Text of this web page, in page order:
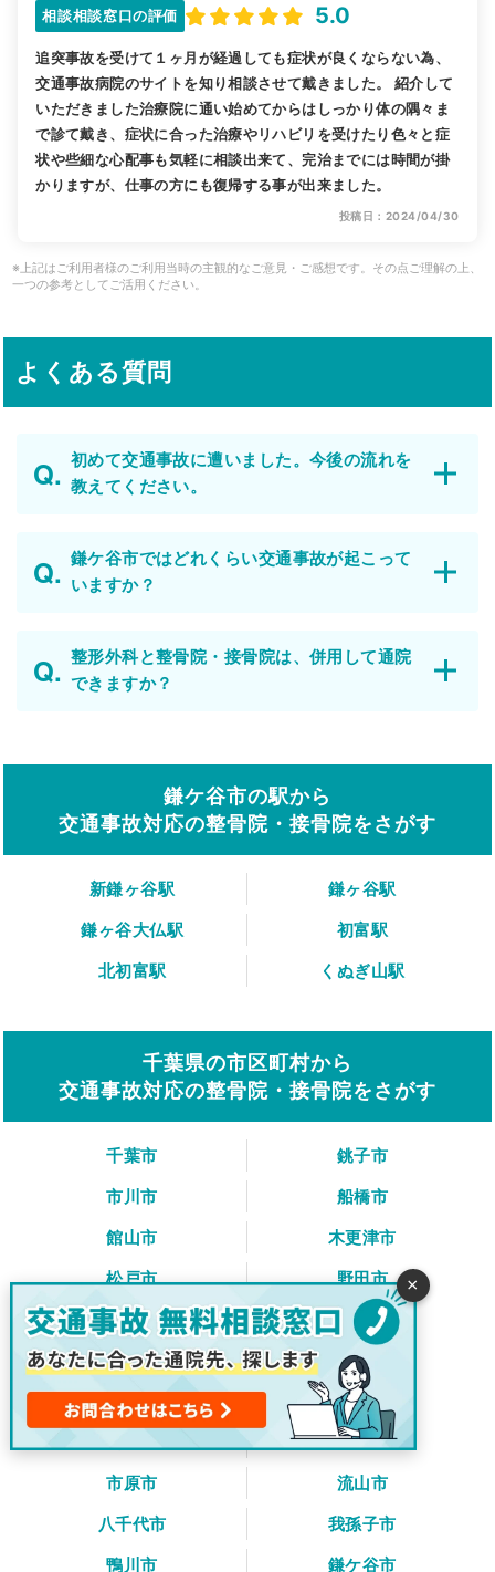
相談相談窓口の評価 5.0
追突事故を受けて１ヶ月が経過しても症状が良くならない為、
交通事故病院のサイトを知り相談させて戴きました。 紹介して
いただきました治療院に通い始めてからはしっかり体の隅々ま
で診て戴き、症状に合った治療やリハビリを受けたり色々と症
状や些細な心配事も気軽に相談出来て、完治までには時間が掛
かりますが、仕事の方にも復帰する事が出来ました。
投稿日：2024/04/30
※上記はご利用者様のご利用当時の主観的なご意見・ご感想です。その点ご理解の上、
一つの参考としてご活用ください。
よくある質問
初めて交通事故に遭いました。今後の流れを
教えてください。
鎌ケ谷市ではどれくらい交通事故が起こって
いますか？
整形外科と整骨院・接骨院は、併用して通院
できますか？
鎌ケ谷市の駅から
交通事故対応の整骨院・接骨院をさがす
新鎌ヶ谷駅
鎌ヶ谷駅
鎌ヶ谷大仏駅
初富駅
北初富駅
くぬぎ山駅
千葉県の市区町村から
交通事故対応の整骨院・接骨院をさがす
千葉市
銚子市
市川市
船橋市
館山市
木更津市
松戸市
野田市
茂原市
成田市
佐倉市
東金市
旭市
習志野市
柏市
勝浦市
市原市
流山市
八千代市
我孫子市
鴨川市
鎌ケ谷市
×